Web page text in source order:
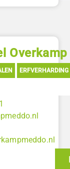
ERFVERHARDING